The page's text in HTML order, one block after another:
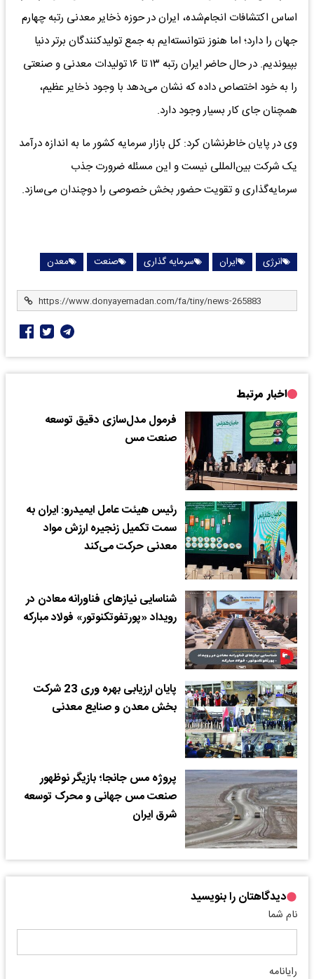
اساس اکتشافات انجام‌شده، ایران در حوزه ذخایر معدنی رتبه چهارم
جهان را دارد؛ اما هنوز نتوانسته‌ایم به جمع تولیدکنندگان برتر دنیا
بپیوندیم. در حال حاضر ایران رتبه ۱۳ تا ۱۶ تولیدات معدنی و صنعتی
را به خود اختصاص داده که نشان می‌دهد با وجود ذخایر عظیم،
همچنان جای کار بسیار وجود دارد.
وی در پایان خاطرنشان کرد: کل بازار سرمایه کشور ما به اندازه درآمد
یک شرکت بین‌المللی نیست و این مسئله ضرورت جذب
سرمایه‌گذاری و تقویت حضور بخش خصوصی را دوچندان می‌سازد.
انرژی ایران سرمایه گذاری صنعت معدن
اخبار مرتبط
فرمول مدل‌سازی دقیق توسعه
صنعت مس
رئیس هیئت عامل ایمیدرو: ایران به
سمت تکمیل زنجیره ارزش مواد
معدنی حرکت می‌کند
شناسایی نیازهای فناورانه معادن در
رویداد «پورتفوتکنوتور» فولاد مبارکه
پایان ارزیابی بهره وری 23 شرکت
بخش معدن و صنایع معدنی
پروژه مس جانجا؛ بازیگر نوظهور
صنعت مس جهانی و محرک توسعه
شرق ایران
دیدگاهتان را بنویسید
نام شما
رایانامه